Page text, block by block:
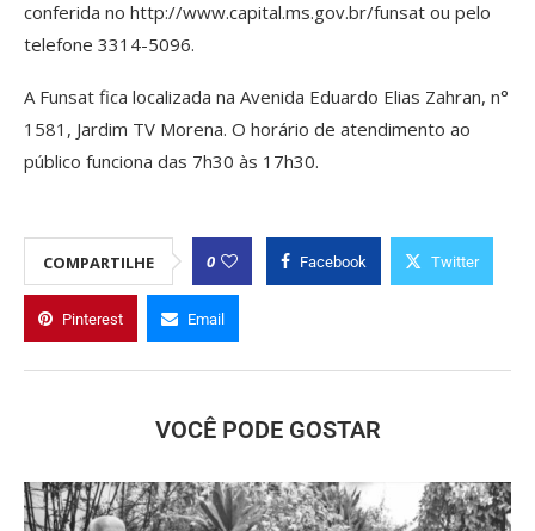
conferida no http://www.capital.ms.gov.br/funsat ou pelo
telefone 3314-5096.
A Funsat fica localizada na Avenida Eduardo Elias Zahran, n°
1581, Jardim TV Morena. O horário de atendimento ao
público funciona das 7h30 às 17h30.
COMPARTILHE 0 Facebook Twitter
Pinterest Email
VOCÊ PODE GOSTAR